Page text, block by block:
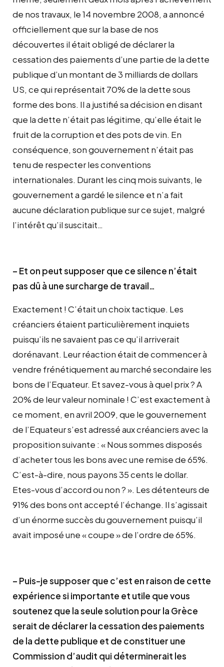
de nos travaux, le 14 novembre 2008, a annoncé
officiellement que sur la base de nos
découvertes il était obligé de déclarer la
cessation des paiements d’une partie de la dette
publique d’un montant de 3 milliards de dollars
US, ce qui représentait 70% de la dette sous
forme des bons. Il a justifié sa décision en disant
que la dette n’était pas légitime, qu’elle était le
fruit de la corruption et des pots de vin. En
conséquence, son gouvernement n’était pas
tenu de respecter les conventions
internationales. Durant les cinq mois suivants, le
gouvernement a gardé le silence et n’a fait
aucune déclaration publique sur ce sujet, malgré
l’intérêt qu’il suscitait…
– Et on peut supposer que ce silence n’était
pas dû à une surcharge de travail…
Exactement ! C’était un choix tactique. Les
créanciers étaient particulièrement inquiets
puisqu’ils ne savaient pas ce qu’il arriverait
dorénavant. Leur réaction était de commencer à
vendre frénétiquement au marché secondaire les
bons de l’Equateur. Et savez-vous à quel prix ? A
20% de leur valeur nominale ! C’est exactement à
ce moment, en avril 2009, que le gouvernement
de l’Equateur s’est adressé aux créanciers avec la
proposition suivante : « Nous sommes disposés
d’acheter tous les bons avec une remise de 65%.
C’est-à-dire, nous payons 35 cents le dollar.
Etes-vous d’accord ou non ? ». Les détenteurs de
91% des bons ont accepté l’échange. Il s’agissait
d’un énorme succès du gouvernement puisqu’il
avait imposé une « coupe » de l’ordre de 65%.
– Puis-je supposer que c’est en raison de cette
expérience si importante et utile que vous
soutenez que la seule solution pour la Grèce
serait de déclarer la cessation des paiements
de la dette publique et de constituer une
Commission d’audit qui déterminerait les